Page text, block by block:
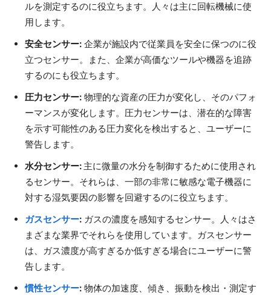
ルを測定するのに役立ちます。人々は主に回転機械に使
用します。
安全センサー: 企業が施設内で従業員を安全に保つのに役
立つセンサー。また、企業が高価なツールや機器を追跡
するのにも役立ちます。
圧力センサー: 物理的な資産の圧力が変化し、そのパフォ
ーマンスが変化します。圧力センサーは、潜在的な障害
を示す可能性のある圧力変化を検出すると、ユーザーに
警告します。
水分センサー: 主に微量の水分を制御するために使用され
るセンサー。それらは、一部の非常に敏感な電子機器に
対する湿気要因の影響を回避するのに役立ちます。
ガスセンサー: ガスの濃度を感知するセンサー。人々はさ
まざまな業界でそれらを使用しています。ガスセンサー
は、ガス濃度が高すぎるか低すぎる場合にユーザーに警
告します。
慣性センサー: 物体の加速度、傾き、振動を検出・測定す